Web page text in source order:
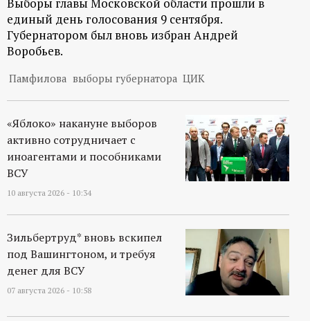
о
н
н
ы
й
п
о
р
т
а
единый день голосования 9 сентября.
Губернатором был вновь избран Андрей
Воробьев.
Памфилова выборы губернатора ЦИК
«Яблоко» накануне выборов
активно сотрудничает с
иноагентами и пособниками
ВСУ
10 августа 2026 - 10:34
Зильбертруд* вновь вскипел
под Вашингтоном, и требуя
денег для ВСУ
07 августа 2026 - 10:58